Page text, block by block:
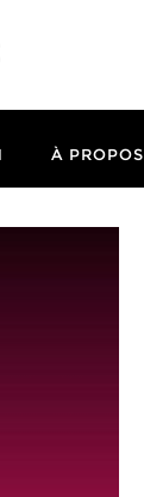
À PROPOS